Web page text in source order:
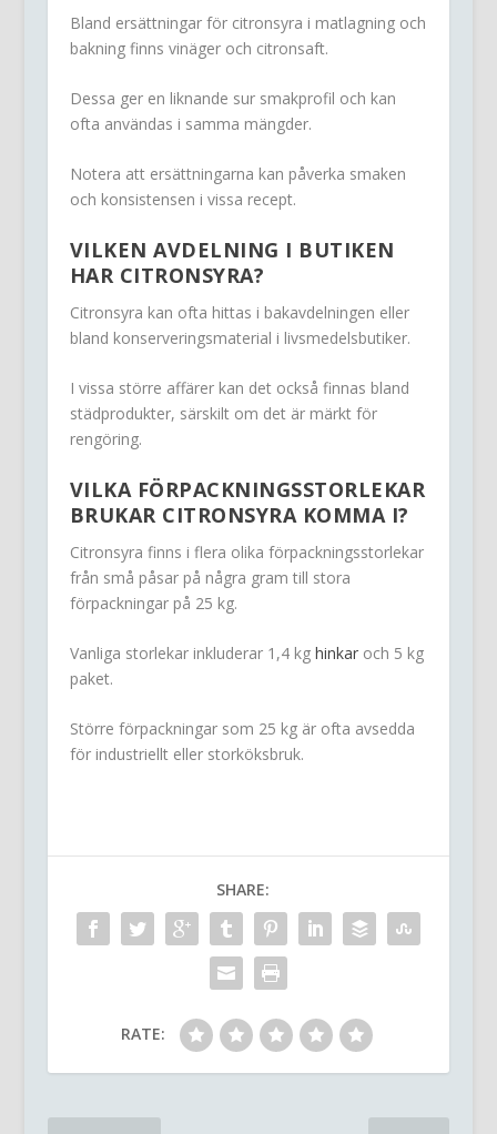
Bland ersättningar för citronsyra i matlagning och
bakning finns vinäger och citronsaft.
Dessa ger en liknande sur smakprofil och kan
ofta användas i samma mängder.
Notera att ersättningarna kan påverka smaken
och konsistensen i vissa recept.
VILKEN AVDELNING I BUTIKEN
HAR CITRONSYRA?
Citronsyra kan ofta hittas i bakavdelningen eller
bland konserveringsmaterial i livsmedelsbutiker.
I vissa större affärer kan det också finnas bland
städprodukter, särskilt om det är märkt för
rengöring.
VILKA FÖRPACKNINGSSTORLEKAR
BRUKAR CITRONSYRA KOMMA I?
Citronsyra finns i flera olika förpackningsstorlekar
från små påsar på några gram till stora
förpackningar på 25 kg.
Vanliga storlekar inkluderar 1,4 kg hinkaroch 5 kg
paket.
Större förpackningar som 25 kg är ofta avsedda
för industriellt eller storköksbruk.
SHARE:
RATE: